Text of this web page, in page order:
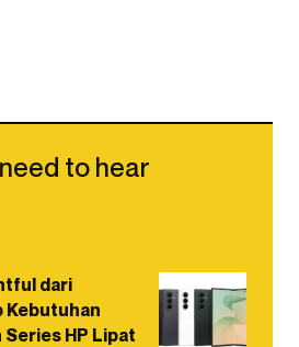
to hear
dari
Kebutuhan
HP Lipat